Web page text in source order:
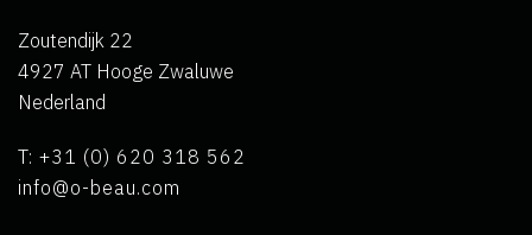
Zoutendijk 22
4927 AT Hooge Zwaluwe
Nederland
T: +31 (0) 620 318 562
info@o-beau.com